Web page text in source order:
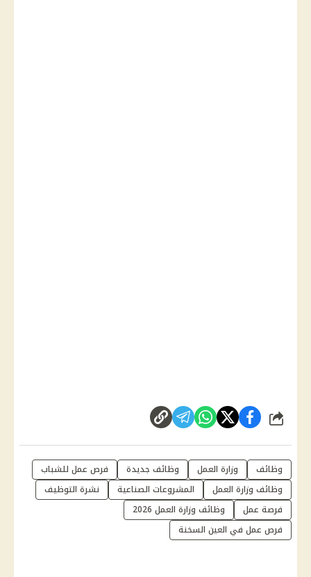
شارك
وظائف وزارة العمل وظائف جديدة
فرص عمل للشباب
وظائف وزارة العمل
المشروعات الصناعية
نشرة التوظيف
فرصة عمل
وظائف وزارة العمل 2026
فرص عمل في العين السخنة